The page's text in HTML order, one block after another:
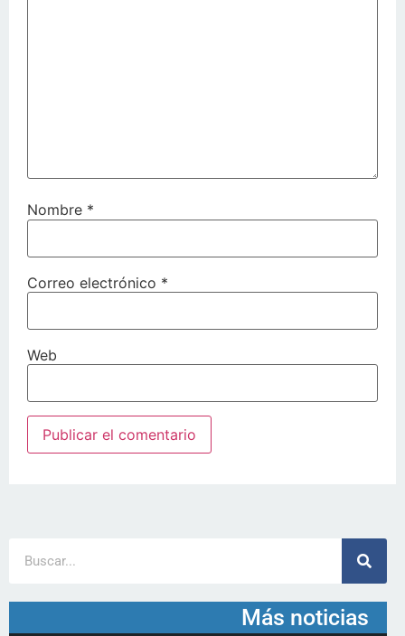
Nombre *
Correo electrónico *
Web
Más noticias